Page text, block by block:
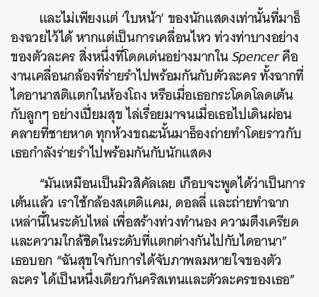
และไม่เพียงแต่ ‘ใบหน้า’ ของนักแสดงเท่านั้นที่มาธ็
องฉวยไว้ได้ หากแต่เป็นการเคลื่อนไหว ท่วงท่าบางอย่าง
ของตัวละคร สิ่งหนึ่งที่โดดเด่นอย่างมากในSpencerคือ
งานเคลื่อนกล้องที่ร่ายรำไปพร้อมกันกับตัวละคร ทั้งฉากที่
ไดอานาสติแตกในห้องโถง หรือเมื่อเธอกระโดดโลดเต้น
กับลูกๆ อย่างเปี่ยมสุข ไล่เรื่อยมาจนเมื่อเธอไปเดินผ่อน
คลายที่ชายหาด ทุกห้วงขณะนั้นมาธ็องถ่ายทำโดยราวกับ
เธอกำลังร่ายรำไปพร้อมกันกับนักแสดง
“มันเหมือนเป็นมิวสิคัลเลย เกือบจะพูดได้ว่าเป็นการ
เต้นแล้ว เราใช้กล้องสเตดิแคม, ดอลลี่ และถ่ายทำฉาก
เหล่านี้ในระดับไหล่ เพื่อสร้างท่วงทำนอง ความตึงเครียด
และความใกล้ชิดในระดับที่แตกต่างกันไปกับไดอานา”
เธอบอก “ฉันสุขใจกับการได้จับภาพลมหายใจของตัว
ละคร ได้เป็นหนึ่งเดียวกันคริสเทนและตัวละครของเธอ”